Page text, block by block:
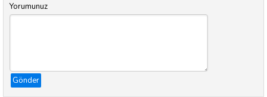
Yorumunuz
Gönder